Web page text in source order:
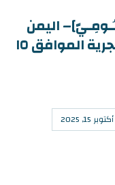
اليمن
حرر بتاريخ ٢٣ ربيع ثاني ١٤٤٧ هجرية الموافق ١٥
أكتوبر 15, 2025